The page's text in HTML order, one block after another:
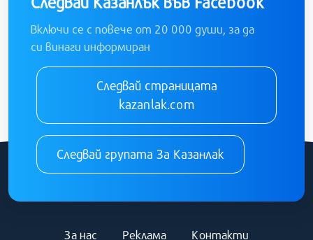
Включи се с повече от 20 000 души, за да
си винаги информиран
Следвай страницата
kazanlak.com
Следвай групата За Казанлак
За нас Реклама Контакти